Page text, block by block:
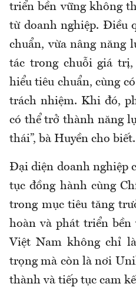
triển bền vững không
từ doanh nghiệp. Điều
chuẩn, vừa nâng năng
tác trong chuỗi giá trị,
hiểu tiêu chuẩn, cùng
trách nhiệm. Khi đó,
có thể trở thành năng
thái”, bà Huyền cho biết.
Đại diện doanh nghiệp
tục đồng hành cùng
trong mục tiêu tăng
hoàn và phát triển
Việt Nam không chỉ
trọng mà còn là nơi
thành và tiếp tục cam